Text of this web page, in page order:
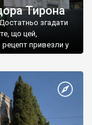
Тирона
згадати
що цей,
рецепт привезли у